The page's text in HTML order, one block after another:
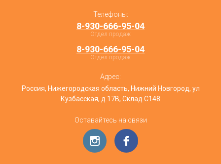
Телефоны:
8-930-666-95-04
Отдел продаж
8-930-666-95-04
Отдел продаж
Адрес:
Россия, Нижегородская область, Нижний Новгород, ул
Кузбасская, д.17В, Склад С148
Оставайтесь на связи